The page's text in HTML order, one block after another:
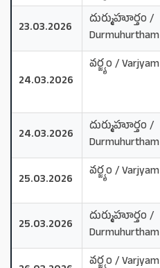
23.03.2026
దుర్ముహూర్తం /
Durmuhurtham
24.03.2026
వర్జ్యం / Varjyam
24.03.2026
దుర్ముహూర్తం /
Durmuhurtham
25.03.2026
వర్జ్యం / Varjyam
25.03.2026
దుర్ముహూర్తం /
Durmuhurtham
వర్జ్యం / Varjyam